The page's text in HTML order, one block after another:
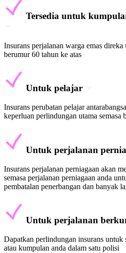
Tersedia untuk
Insurans perjalanan warga emas
berumur 60 tahun ke atas
Untuk pelajar
Insurans perubatan pelajar
keperluan perlindungan utama semasa
Untuk perjalanan
Insurans perjalanan perniagaan akan
semasa perjalanan perniagaan anda
pembatalan penerbangan dan banyak
Untuk perjalanan
Dapatkan perlindungan insurans untuk
atau kumpulan anda dalam satu polisi